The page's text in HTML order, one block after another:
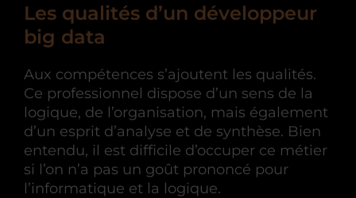
Les qualités d’un développeur
big data
Aux compétences s’ajoutent les qualités.
Ce professionnel dispose d’un sens de la
logique, de l’organisation, mais également
d’un esprit d’analyse et de synthèse. Bien
entendu, il est difficile d’occuper ce métier
si l’on n’a pas un goût prononcé pour
l’informatique et la logique.